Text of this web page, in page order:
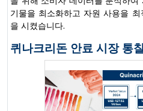
기물을 최소화하고 자원 사용을
을 시켰습니다.
퀴나크리돈 안료 시장 통